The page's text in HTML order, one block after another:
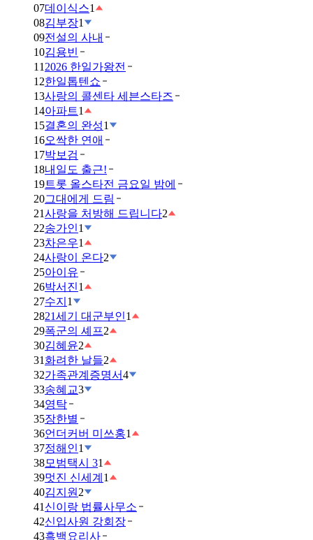
07데이식스1
08김부장1
09전설의 사내
10김용빈
11 2026 한일가왕전
12한일톱텐쇼
13사랑의 콜센타 세븐스타즈
14아파트1
15결혼의 완성1
16오싹한 연애
17박보검
18내일도 출근!
19트롯 올스타전 금요일 밤에
20그대에게 드림
21사랑을 처방해 드립니다2
22송가인1
23차은우1
24사랑이 온다2
25아이유
26박서진1
27수지 1
2821세기 대군부인1
29폭군의 셰프2
30김혜윤2
31 화려한 날들2
32가족관계증명서4
33송혜교3
34영탁
35장한별
36언더커버 미쓰홍1
37정해인1
38모범택시 31
39멋진 신세계 1
40김지원 2
41 신이랑 법률사무소
42신입사원 강회장
43흑백요리사